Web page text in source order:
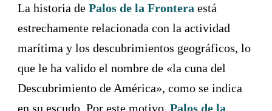
La historia de Palos de la Frontera está
estrechamente relacionada con la actividad
marítima y los descubrimientos geográficos, lo
que le ha valido el nombre de «la cuna del
Descubrimiento de América», como se indica
en su escudo. Por este motivo, Palos de la